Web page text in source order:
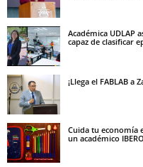
Académica UDLAP
capaz de clasificar
¡Llega el FABLAB a
Cuida tu economía
un académico